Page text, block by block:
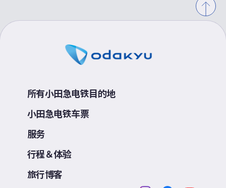
所有小田急电铁目的地
小田急电铁车票
服务
行程＆体验
旅行博客